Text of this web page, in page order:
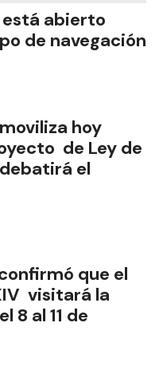
está abierto
de navegación
hoy
de Ley de
el
que el
visitará la
8 al 11 de